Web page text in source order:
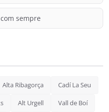
sempre
Alta Ribagorça Cadí La Seu
Alt Urgell Vall de Boí